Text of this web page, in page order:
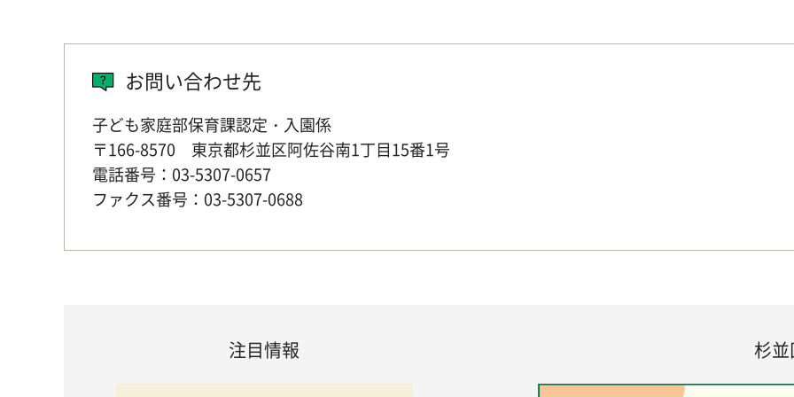
お問い合わせ先
子ども家庭部保育課認定・入園係
〒166-8570 東京都杉並区阿佐谷南1丁目15番1号
電話番号：03-5307-0657
ファクス番号：03-5307-0688
注目情報 杉